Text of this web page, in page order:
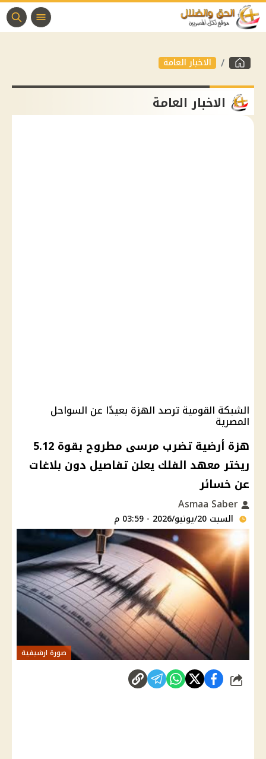
الاخبار العامة
الاخبار العامة
الشبكة القومية ترصد الهزة بعيدًا عن السواحل
المصرية
هزة أرضية تضرب مرسى مطروح بقوة 5.12
ريختر معهد الفلك يعلن تفاصيل دون بلاغات
عن خسائر
السبت 20/يونيو/2026 - 03:59 م
صورة ارشيفية
شارك